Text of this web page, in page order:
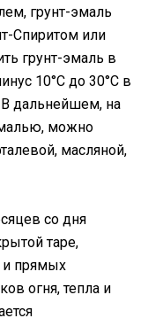
грунт-эмаль
Спиритом или
грунт-эмаль в
10°С до 30°С в
дальнейшем, на
можно
масляной,
со дня
таре,
и прямых
огня, тепла и